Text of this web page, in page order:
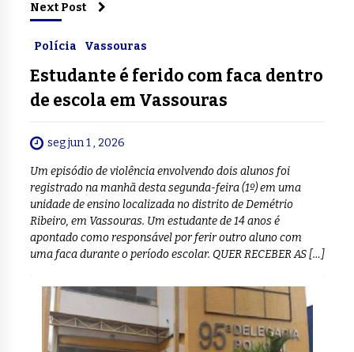
Next Post
Polícia Vassouras
Estudante é ferido com faca dentro
de escola em Vassouras
seg jun 1 , 2026
Um episódio de violência envolvendo dois alunos foi
registrado na manhã desta segunda-feira (1º) em uma
unidade de ensino localizada no distrito de Demétrio
Ribeiro, em Vassouras. Um estudante de 14 anos é
apontado como responsável por ferir outro aluno com
uma faca durante o período escolar. QUER RECEBER AS […]